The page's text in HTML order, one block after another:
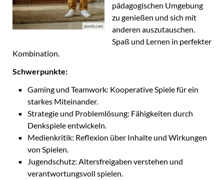
pexels.com
pädagogischen Umgebung
zu genießen und sich mit
anderen auszutauschen.
Spaß und Lernen in perfekter
Kombination.
Schwerpunkte:
Gaming und Teamwork: Kooperative Spiele für ein
starkes Miteinander.
Strategie und Problemlösung: Fähigkeiten durch
Denkspiele entwickeln.
Medienkritik: Reflexion über Inhalte und Wirkungen
von Spielen.
Jugendschutz: Altersfreigaben verstehen und
verantwortungsvoll spielen.